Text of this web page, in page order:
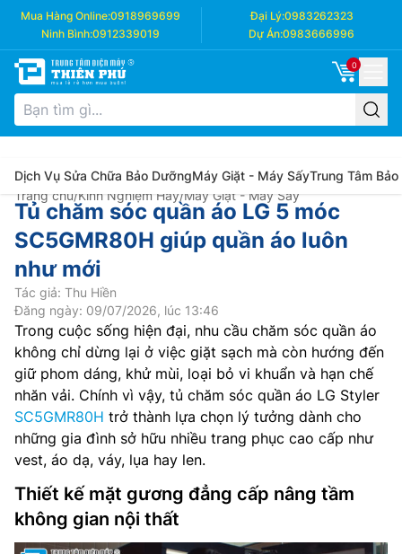
Mua Hàng Online:0918969699 Đại Lý:0983262323
Ninh Bình:0912339019 Dự Án:0983666996
0
Dịch Vụ Sửa Chữa Bảo DưỡngMáy Giặt - Máy SấyTrung Tâm Bảo
Trang chủ/Kinh Nghiệm Hay/Máy Giặt - Máy Sấy
Tủ chăm sóc quần áo LG 5 móc
SC5GMR80H giúp quần áo luôn
như mới
Tác giả: Thu Hiền
Đăng ngày: 09/07/2026, lúc 13:46
Trong cuộc sống hiện đại, nhu cầu chăm sóc quần áo
không chỉ dừng lại ở việc giặt sạch mà còn hướng đến
giữ phom dáng, khử mùi, loại bỏ vi khuẩn và hạn chế
nhăn vải. Chính vì vậy, tủ chăm sóc quần áo LG Styler
SC5GMR80H trở thành lựa chọn lý tưởng dành cho
những gia đình sở hữu nhiều trang phục cao cấp như
vest, áo dạ, váy, lụa hay len.
Thiết kế mặt gương đẳng cấp nâng tầm
không gian nội thất